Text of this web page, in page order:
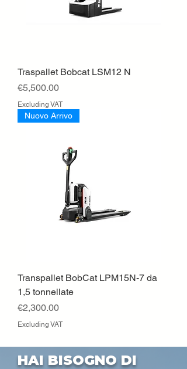
Traspallet Bobcat LSM12 N
Price
€5,500.00
Excluding VAT
Nuovo Arrivo
Transpallet BobCat LPM15N-7 da
1,5 tonnellate
Price
€2,300.00
Excluding VAT
HAI BISOGNO DI